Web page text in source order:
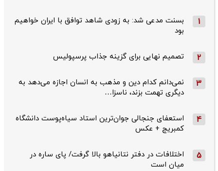
1
بسنت مدعی شد: به زودی شاهد توافق با ایران خواهیم
بود
2 تصمیم نهایی برای گزینه جذاب پرسپولیس
3
نمی‌دانم کدام دین و مذهب به انسان اجازه می‌دهد به
دیگری تهمت بزند، ناسزا…
4
استعفای جنجالی جوان‌ترین استاد سیاه‌پوست دانشگاه
کمبریج + عکس
5
اختلافات در دفتر نتانیاهو بالا گرفت/ پای ساره در
میان است